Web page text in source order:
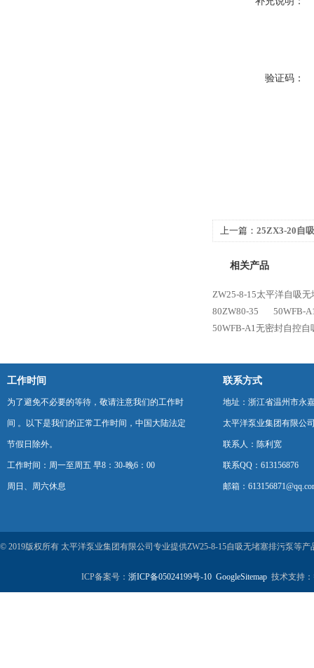
验证码：
上一篇： 25ZX3-20自
相关产品
ZW25-8-15太平洋自吸
80ZW80-35
50WFB-
50WFB-A1无密封自控自
工作时间
为了避免不必要的等待，敬请注意我们的工作时
间 。以下是我们的正常工作时间，中国大陆法定
节假日除外。
工作时间：周一至周五 早8：30-晚6：00
周日、周六休息
联系方式
地址：浙江省温州市永
太平洋泵业集团有限公
联系人：陈利宽
联系QQ：613156876
邮箱：
© 2019版权所有 太平洋泵业集团有限公司专业提供ZW25-8-15自吸无堵塞排污泵等
ICP备案号： 浙ICP备05024199号-10 GoogleSitemap 技术支持：